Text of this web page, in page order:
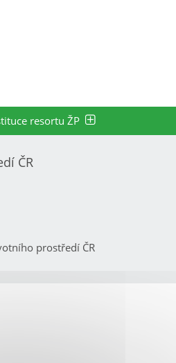
resortu ŽP
ČR
prostředí ČR